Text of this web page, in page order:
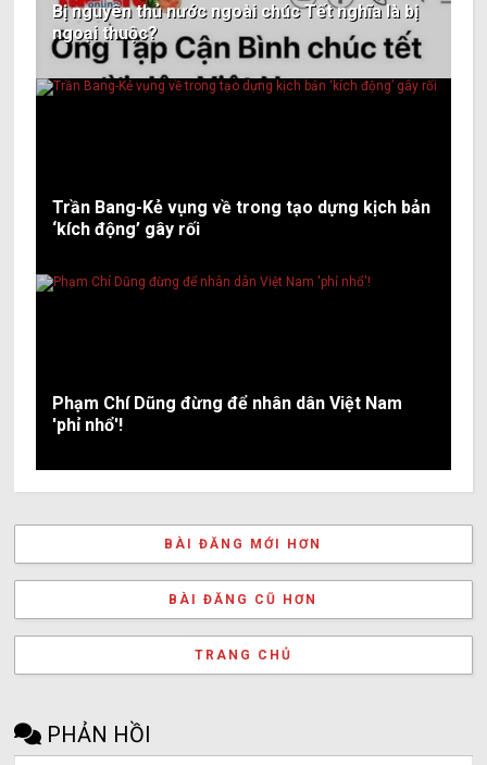
Bị nguyên thủ nước ngoài chúc Tết nghĩa là bị
ngoại thuộc?
Trần Bang-Kẻ vụng về trong tạo dựng kịch bản
‘kích động’ gây rối
Phạm Chí Dũng đừng để nhân dân Việt Nam
'phỉ nhổ'!
BÀI ĐĂNG MỚI HƠN
BÀI ĐĂNG CŨ HƠN
TRANG CHỦ
PHẢN HỒI